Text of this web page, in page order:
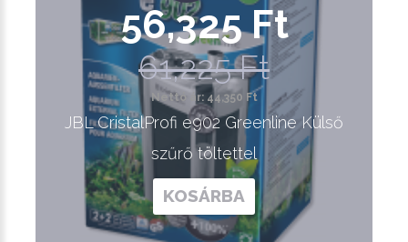
56,325 Ft
61,225 Ft
Nettó ár: 44,350 Ft
JBL CristalProfi e902 Greenline Külső
szűrő töltettel
KOSÁRBA